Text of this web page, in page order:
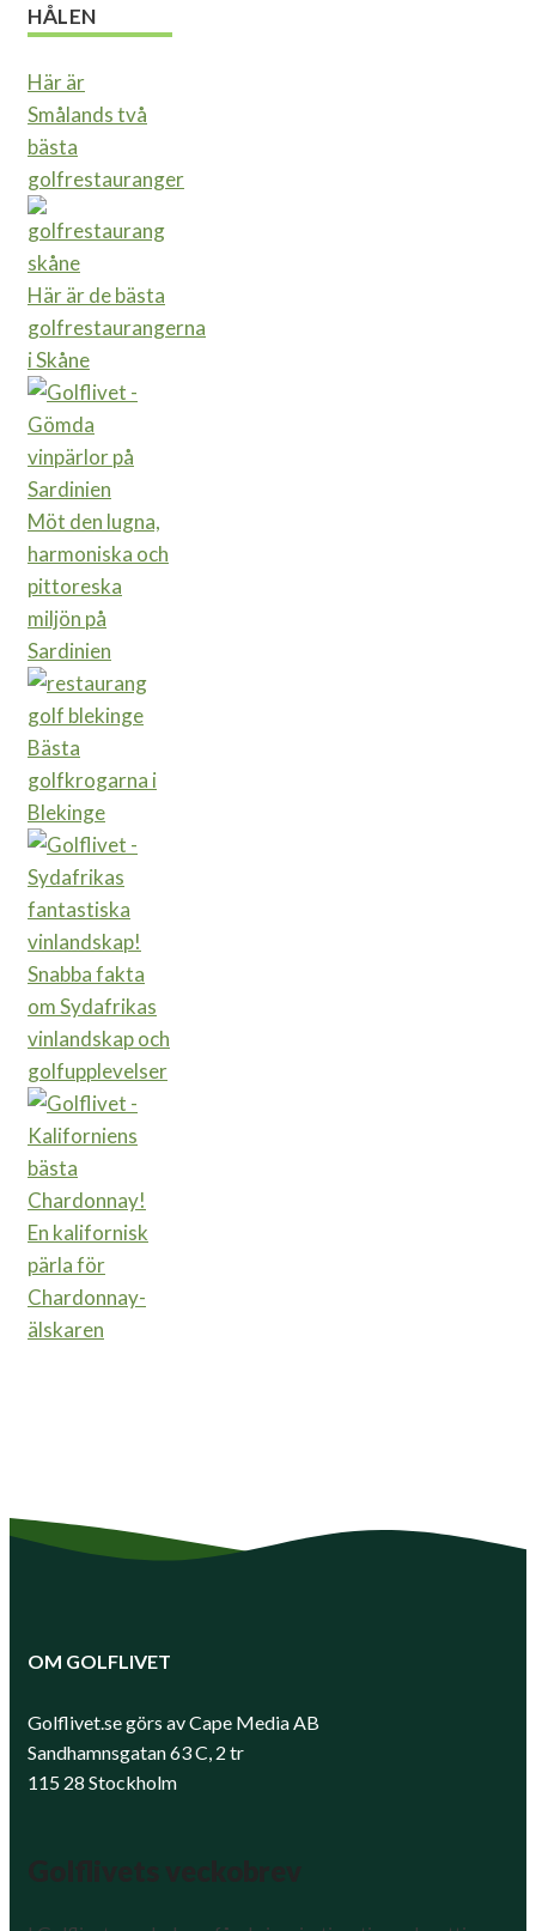
HÅLEN
Här är
Smålands två
bästa
golfrestauranger
Här är de bästa
golfrestaurangerna
i Skåne
Möt den lugna,
harmoniska och
pittoreska
miljön på
Sardinien
Bästa
golfkrogarna i
Blekinge
Snabba fakta
om Sydafrikas
vinlandskap och
golfupplevelser
En kalifornisk
pärla för
Chardonnay-
älskaren
OM GOLFLIVET
Golflivet.se görs av Cape Media AB
Sandhamnsgatan 63 C, 2 tr
115 28 Stockholm